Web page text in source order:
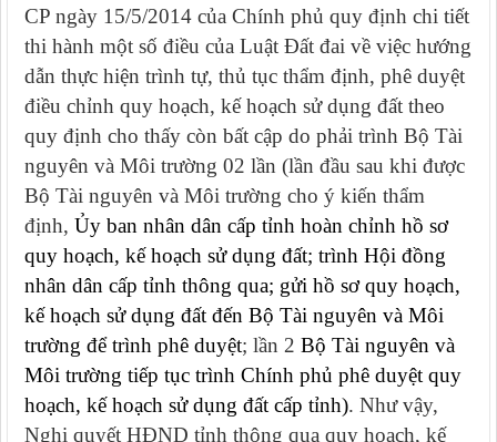
CP ngày 15/5/2014 của Chính phủ quy định chi tiết
thi hành một số điều của Luật Đất đai về việc hướng
dẫn thực hiện trình tự, thủ tục thẩm định, phê duyệt
điều chỉnh quy hoạch, kế hoạch sử dụng đất theo
quy định cho thấy còn bất cập do phải trình Bộ Tài
nguyên và Môi trường 02 lần (lần đầu sau khi được
Bộ Tài nguyên và Môi trường cho ý kiến thẩm
định, Ủy ban nhân dân cấp tỉnh hoàn chỉnh hồ sơ
quy hoạch, kế hoạch sử dụng đất; trình Hội đồng
nhân dân cấp tỉnh thông qua; gửi hồ sơ quy hoạch,
kế hoạch sử dụng đất đến Bộ Tài nguyên và Môi
trường để trình phê duyệt; lần 2 Bộ Tài nguyên và
Môi trường tiếp tục trình Chính phủ phê duyệt quy
hoạch, kế hoạch sử dụng đất cấp tỉnh). Như vậy,
Nghị quyết HĐND tỉnh thông qua quy hoạch, kế